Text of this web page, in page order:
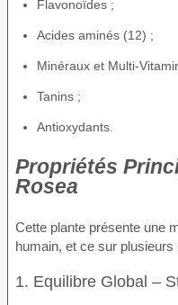
Flavonoïdes ;
Acides aminés (12) ;
Minéraux et Multi-
Tanins ;
Antioxydants.
Propriétés
Rosea
Cette plante présente une
humain, et ce sur
1. Equilibre Global –